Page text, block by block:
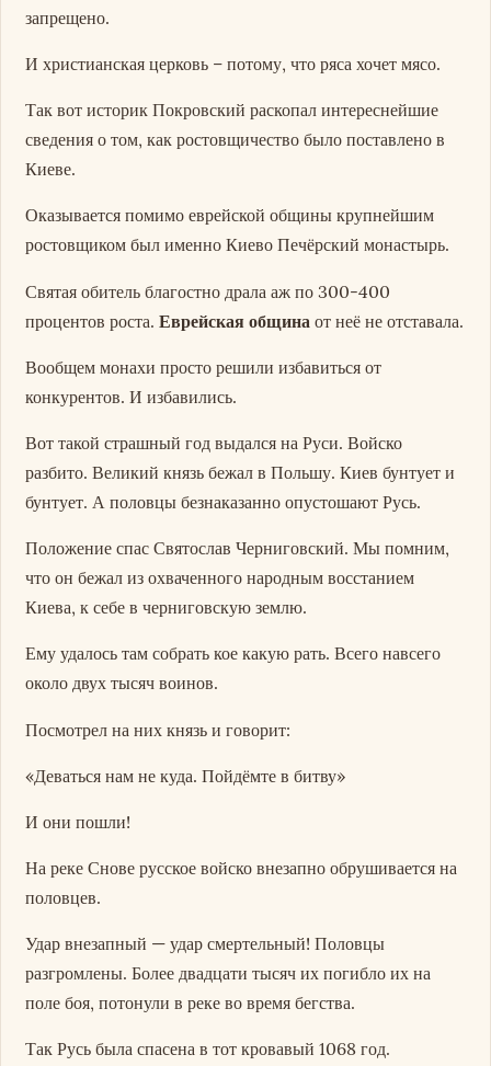
запрещено.
И христианская церковь – потому, что ряса хочет мясо.
Так вот историк Покровский раскопал интереснейшие
сведения о том, как ростовщичество было поставлено в
Киеве.
Оказывается помимо еврейской общины крупнейшим
ростовщиком был именно Киево Печёрский монастырь.
Святая обитель благостно драла аж по 300-400
процентов роста.Еврейская община от неё не отставала.
Вообщем монахи просто решили избавиться от
конкурентов. И избавились.
Вот такой страшный год выдался на Руси. Войско
разбито. Великий князь бежал в Польшу. Киев бунтует и
бунтует. А половцы безнаказанно опустошают Русь.
Положение спас Святослав Черниговский. Мы помним,
что он бежал из охваченного народным восстанием
Киева, к себе в черниговскую землю.
Ему удалось там собрать кое какую рать. Всего навсего
около двух тысяч воинов.
Посмотрел на них князь и говорит:
«Деваться нам не куда. Пойдёмте в битву»
И они пошли!
На реке Снове русское войско внезапно обрушивается на
половцев.
Удар внезапный — удар смертельный! Половцы
разгромлены. Более двадцати тысяч их погибло их на
поле боя, потонули в реке во время бегства.
Так Русь была спасена в тот кровавый 1068 год.